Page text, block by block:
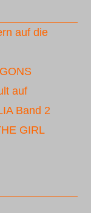
auf die
auf
Band 2
GIRL